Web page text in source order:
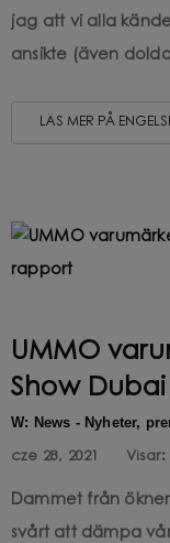
jag att vi alla
ansikte (även
LÄS MER PÅ
UMMO
Show
W: News - Nyheter,
cze 28, 2021 Visar:
Dammet från
svårt att dämpa